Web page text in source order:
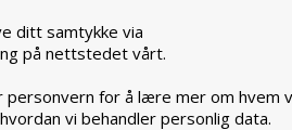
ditt samtykke via
på nettstedet vårt.
personvern for å lære mer om hvem
vi behandler personlig data.